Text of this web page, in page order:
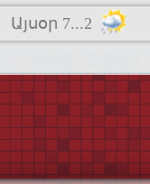
Այսօր 7...2